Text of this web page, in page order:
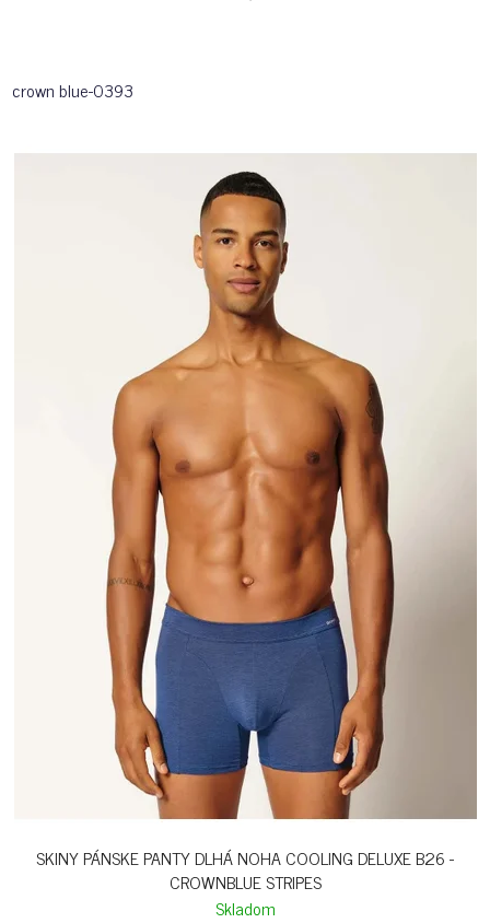
crown blue-0393
SKINY PÁNSKE PANTY DLHÁ NOHA COOLING DELUXE B26 -
CROWNBLUE STRIPES
Skladom